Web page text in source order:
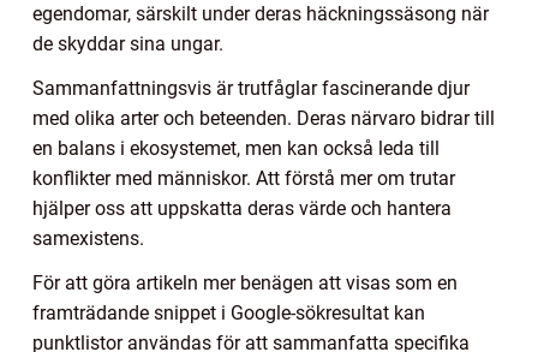
egendomar, särskilt under deras häckningssäsong när
de skyddar sina ungar.
Sammanfattningsvis är trutfåglar fascinerande djur
med olika arter och beteenden. Deras närvaro bidrar till
en balans i ekosystemet, men kan också leda till
konflikter med människor. Att förstå mer om trutar
hjälper oss att uppskatta deras värde och hantera
samexistens.
För att göra artikeln mer benägen att visas som en
framträdande snippet i Google-sökresultat kan
punktlistor användas för att sammanfatta specifika